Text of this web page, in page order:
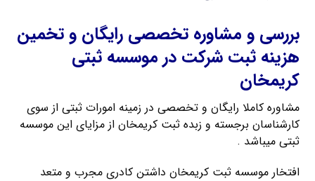
بررسی و مشاوره تخصصی رایگان و تخمین
هزینه ثبت شرکت در موسسه ثبتی
کریمخان
مشاوره کاملا رایگان و تخصصی در زمینه امورات ثبتی از سوی
کارشناسان برجسته و زبده ثبت کریمخان از مزایای این موسسه
ثبتی میباشد .
افتخار موسسه ثبت کریمخان داشتن کادری مجرب و متعد